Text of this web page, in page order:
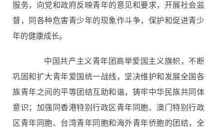
服务，向党和政府反映青年的意见和要求，开展社会监
督，同各种危害青少年的现象作斗争，保护和促进青少
年的健康成长。
中国共产主义青年团高举爱国主义旗帜，不断
巩固和扩大青年爱国统一战线，坚决维护和发展全国各
族青年之间的平等团结互助和谐，铸牢中华民族共同体
意识；加强同香港特别行政区青年同胞、澳门特别行政
区青年同胞、台湾青年同胞和海外青年侨胞的团结，全